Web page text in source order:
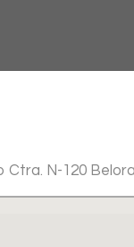
Ctra. N-120